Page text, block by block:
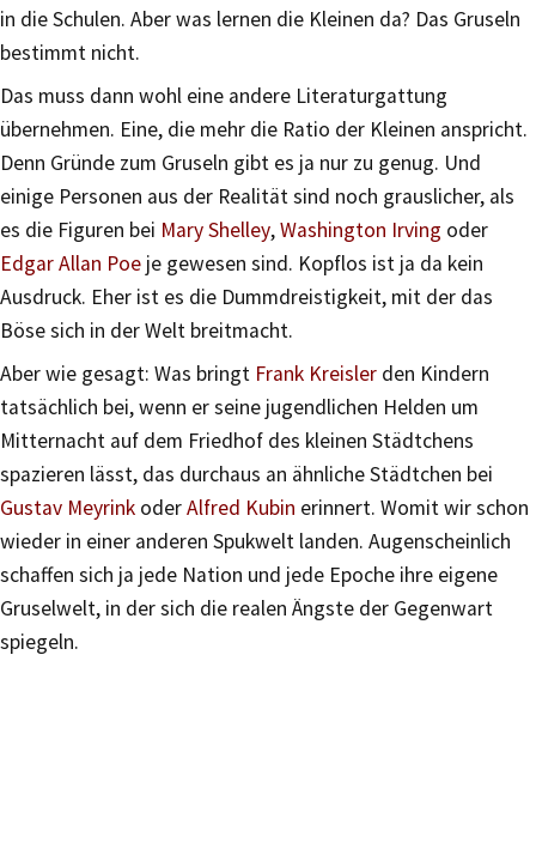
in die Schulen. Aber was lernen die Kleinen da? Das Gruseln
bestimmt nicht.
Das muss dann wohl eine andere Literaturgattung
übernehmen. Eine, die mehr die Ratio der Kleinen anspricht.
Denn Gründe zum Gruseln gibt es ja nur zu genug. Und
einige Personen aus der Realität sind noch grauslicher, als
es die Figuren bei Mary Shelley,Washington Irving oder
Edgar Allan Poe je gewesen sind. Kopflos ist ja da kein
Ausdruck. Eher ist es die Dummdreistigkeit, mit der das
Böse sich in der Welt breitmacht.
Aber wie gesagt: Was bringt Frank Kreisler den Kindern
tatsächlich bei, wenn er seine jugendlichen Helden um
Mitternacht auf dem Friedhof des kleinen Städtchens
spazieren lässt, das durchaus an ähnliche Städtchen bei
Gustav Meyrink oderAlfred Kubin erinnert. Womit wir schon
wieder in einer anderen Spukwelt landen. Augenscheinlich
schaffen sich ja jede Nation und jede Epoche ihre eigene
Gruselwelt, in der sich die realen Ängste der Gegenwart
spiegeln.